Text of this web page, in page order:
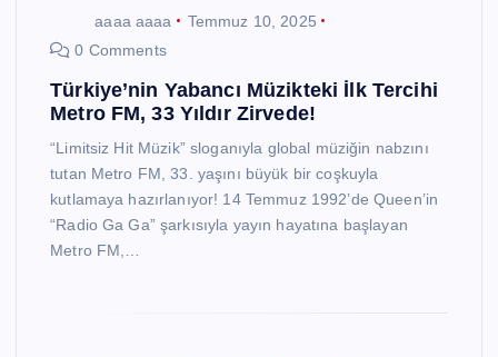
aaaa aaaa
Temmuz 10, 2025
0 Comments
Türkiye’nin Yabancı Müzikteki İlk Tercihi
Metro FM, 33 Yıldır Zirvede!
“Limitsiz Hit Müzik” sloganıyla global müziğin nabzını
tutan Metro FM, 33. yaşını büyük bir coşkuyla
kutlamaya hazırlanıyor! 14 Temmuz 1992’de Queen’in
“Radio Ga Ga” şarkısıyla yayın hayatına başlayan
Metro FM,…